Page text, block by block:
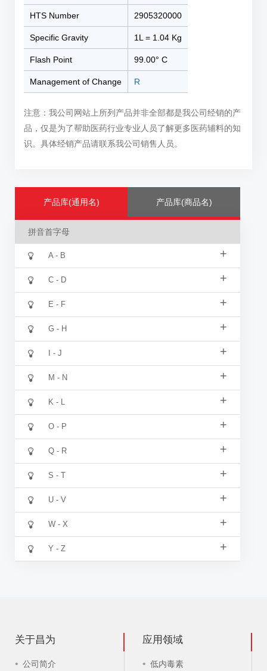
HTS Number 2905320000
Specific Gravity 1L = 1.04 Kg
Flash Point 99.00° C
Management of Change R
注意：我公司网站上所列产品并非全部都是我公司经销的产
品，仅是为了帮助医药行业专业人员了解更多医药辅料的知
识。具体经销产品请联系我公司销售人员。
产品库(通用名) 产品库(商品名)
拼音首字母
A - B +
C - D +
E - F +
G - H +
I - J +
M - N +
K - L +
O - P +
Q - R +
S - T +
U - V +
W - X +
Y - Z +
关于昌为
公司简介
应用领域
低内毒素